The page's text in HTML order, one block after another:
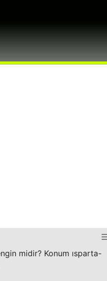
midir? Konum ısparta-